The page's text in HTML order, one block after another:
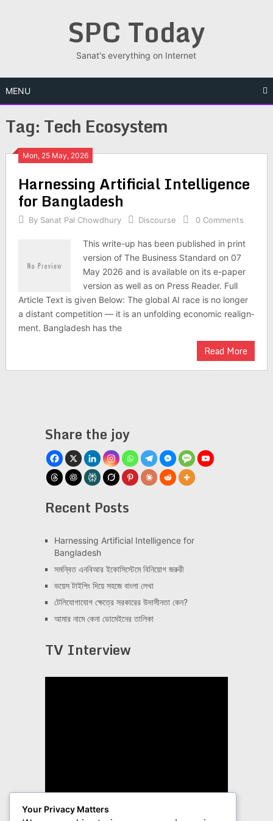
SPC Today
Sanat's everything on Internet
MENU
Tag:Tech Ecosystem
Mon, 25 May, 2026
Har­ness­ing Arti­fi­cial Intel­li­gence
for Bangladesh
By Sanat Pal Chowdhury Discourse 0 Comments
This write-up has been published in print
version of The Business Standard on 07
May 2026 and is available on its e-paper
version as well as on Press Reader. Full
Article Text is given Below: The global AI race is no longer
a dis­tant com­pet­i­tion — it is an unfold­ing eco­nomic realign­
ment. Bangladesh has the
Read More
Posts
navigation
Share the joy
Recent Posts
Har­ness­ing Arti­fi­cial Intel­li­gence for
Bangladesh
সমন্বিত এনবিআর ইকোসিস্টেমে বিনিয়োগ জরুরী
ভয়েস টাইপিং দিয়ে সহজে বাংলা লেখা
টেলিযোগাযোগ ক্ষেত্রে সরকারের উদাসীনতা কেন?
আমার নামে কেনা ডোমেইনের তালিকা
TV Interview
Your Privacy Matters